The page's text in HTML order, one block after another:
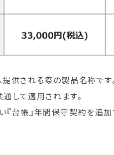
供される際の製品名称です
して適用されます。
台帳』年間保守契約を追